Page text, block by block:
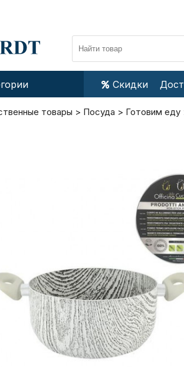
Скидки
товары Посуда Готовим еду